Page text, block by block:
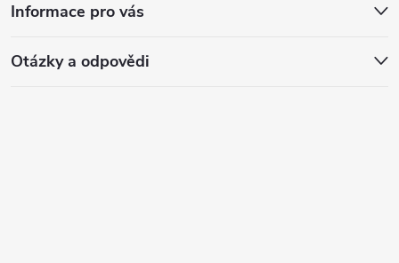
Informace pro vás
Otázky a odpovědi